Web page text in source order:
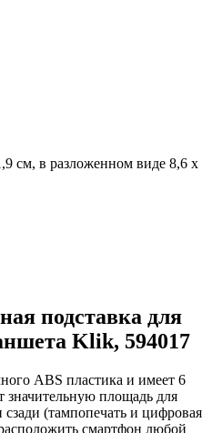
см, в разложенном виде 8,6 х
подставка для
Klik, 594017
ABS пластика и имеет 6
площадь для
(тампопечать и цифровая
смартфон любой